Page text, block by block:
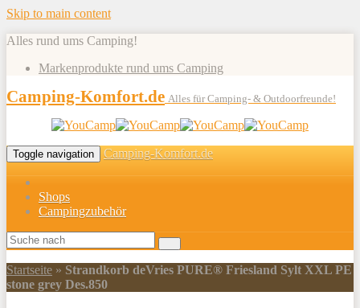
Skip to main content
Alles rund ums Camping!
Markenprodukte rund ums Camping
Camping-Komfort.de Alles für Camping- & Outdoorfreunde!
Toggle navigation Camping-Komfort.de
Shops
Campingzubehör
Startseite » Strandkorb deVries PURE® Friesland Sylt XXL PE
stone grey Des.850